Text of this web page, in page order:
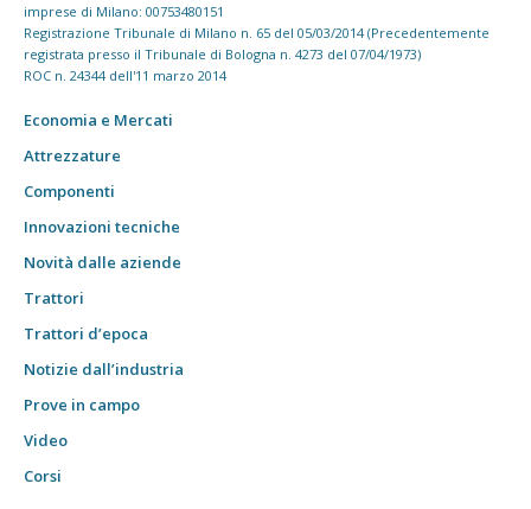
imprese di Milano: 00753480151
Registrazione Tribunale di Milano n. 65 del 05/03/2014 (Precedentemente
registrata presso il Tribunale di Bologna n. 4273 del 07/04/1973)
ROC n. 24344 dell'11 marzo 2014
Economia e Mercati
Attrezzature
Componenti
Innovazioni tecniche
Novità dalle aziende
Trattori
Trattori d’epoca
Notizie dall’industria
Prove in campo
Video
Corsi